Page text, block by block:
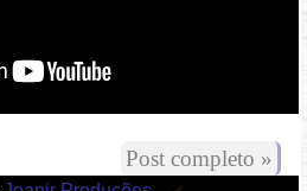
Post completo »